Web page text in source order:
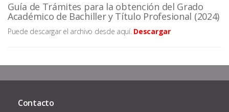
Guía de Trámites para la obtención del Grado
Académico de Bachiller y Título Profesional (2024)
Puede descargar el archivo desde aquí. Descargar
Contacto